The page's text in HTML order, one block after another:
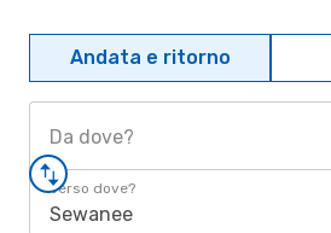
Andata e ritorno
Da dove?
Verso dove?
Sewanee